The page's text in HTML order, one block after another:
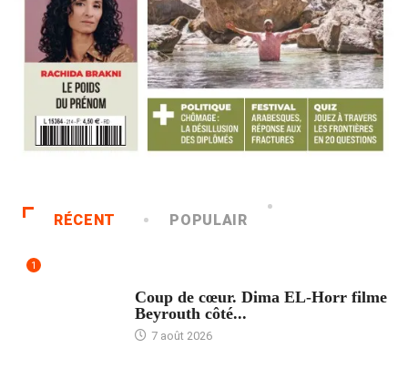
RÉCENT POPULAIR
1
Coup de cœur. Dima EL-Horr filme
Beyrouth côté...
7 août 2026